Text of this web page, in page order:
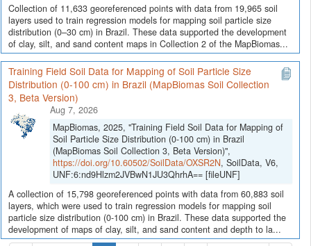
Collection of 11,633 georeferenced points with data from 19,965 soil
layers used to train regression models for mapping soil particle size
distribution (0–30 cm) in Brazil. These data supported the development
of clay, silt, and sand content maps in Collection 2 of the MapBiomas...
Training Field Soil Data for Mapping of Soil Particle Size
Distribution (0-100 cm) in Brazil (MapBiomas Soil Collection
3, Beta Version)
Aug 7, 2026
MapBiomas, 2025, "Training Field Soil Data for Mapping of
Soil Particle Size Distribution (0-100 cm) in Brazil
(MapBiomas Soil Collection 3, Beta Version)",
https://doi.org/10.60502/SoilData/OXSR2N, SoilData, V6,
UNF:6:nd9Hlzm2JVBwN1JU3QhrhA== [fileUNF]
A collection of 15,798 georeferenced points with data from 60,883 soil
layers, which were used to train regression models for mapping soil
particle size distribution (0-100 cm) in Brazil. These data supported the
development of maps of clay, silt, and sand content and depth to la...